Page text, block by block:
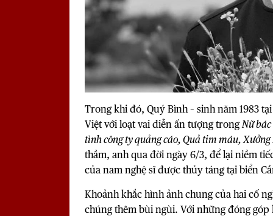
Trong khi đó, Quý Bình – sinh năm 1983
Việt với loạt vai diễn ấn tượng trongNữ
tình công ty quảng cáo, Quả tim máu, Xưởng
thầm, anh qua đời ngày 6/3, để lại niềm
của nam nghệ sĩ được thủy táng tại biển
Khoảnh khắc hình ảnh chung của hai cố
chúng thêm bùi ngùi. Với những đóng